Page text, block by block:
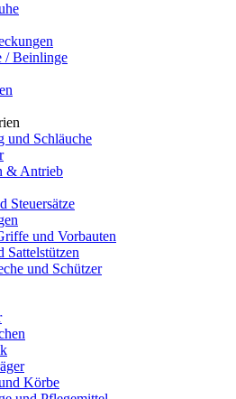
/ Beinlinge
und Schläuche
& Antrieb
Steuersätze
und Vorbauten
Sattelstützen
und Schützer
Körbe